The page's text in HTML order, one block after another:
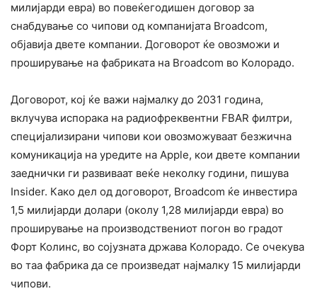
милијарди евра) во повеќегодишен договор за
снабдување со чипови од компанијата Broadcom,
објавија двете компании. Договорот ќе овозможи и
проширување на фабриката на Broadcom во Колорадо.
Договорот, кој ќе важи најмалку до 2031 година,
вклучува испорака на радиофреквентни FBAR филтри,
специјализирани чипови кои овозможуваат безжична
комуникација на уредите на Apple, кои двете компании
заеднички ги развиваат веќе неколку години, пишува
Insider. Како дел од договорот, Broadcom ќе инвестира
1,5 милијарди долари (околу 1,28 милијарди евра) во
проширување на производствениот погон во градот
Форт Колинс, во сојузната држава Колорадо. Се очекува
во таа фабрика да се произведат најмалку 15 милијарди
чипови.